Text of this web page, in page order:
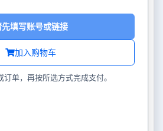
加入购物车
先填写账号或链接
订单，再按所选方式完成支付。